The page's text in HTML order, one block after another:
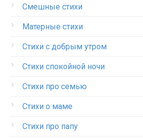
Смешные стихи
Матерные стихи
Стихи с добрым утром
Стихи спокойной ночи
Стихи про семью
Стихи о маме
Стихи про папу